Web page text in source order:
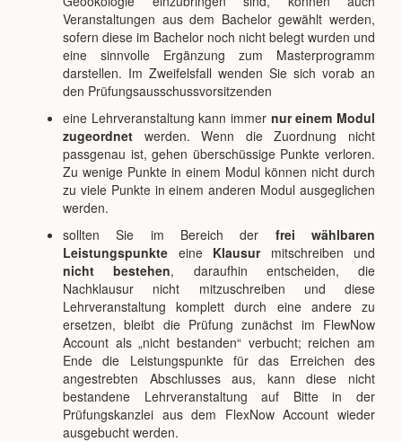
Veranstaltungen aus dem Bachelor gewählt werden,
sofern diese im Bachelor noch nicht belegt wurden und
eine sinnvolle Ergänzung zum Masterprogramm
darstellen. Im Zweifelsfall wenden Sie sich vorab an
den Prüfungsausschussvorsitzenden
eine Lehrveranstaltung kann immer nur einem Modul
zugeordnet werden. Wenn die Zuordnung nicht
passgenau ist, gehen überschüssige Punkte verloren.
Zu wenige Punkte in einem Modul können nicht durch
zu viele Punkte in einem anderen Modul ausgeglichen
werden.
sollten Sie im Bereich der frei wählbaren
Leistungspunkte eine Klausurmitschreiben und
nicht bestehen, daraufhin entscheiden, die
Nachklausur nicht mitzuschreiben und diese
Lehrveranstaltung komplett durch eine andere zu
ersetzen, bleibt die Prüfung zunächst im FlewNow
Account als „nicht bestanden“ verbucht; reichen am
Ende die Leistungspunkte für das Erreichen des
angestrebten Abschlusses aus, kann diese nicht
bestandene Lehrveranstaltung auf Bitte in der
Prüfungskanzlei aus dem FlexNow Account wieder
ausgebucht werden.